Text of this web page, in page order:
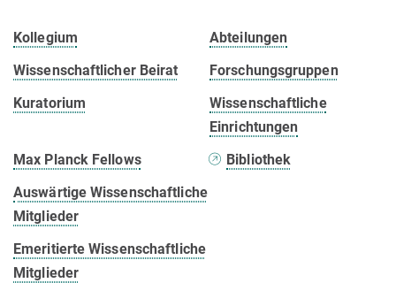
Kollegium
Abteilungen
Wissenschaftlicher Beirat
Forschungsgruppen
Kuratorium
Wissenschaftliche
Einrichtungen
Max Planck Fellows
Bibliothek
Auswärtige Wissenschaftliche
Mitglieder
Emeritierte Wissenschaftliche
Mitglieder